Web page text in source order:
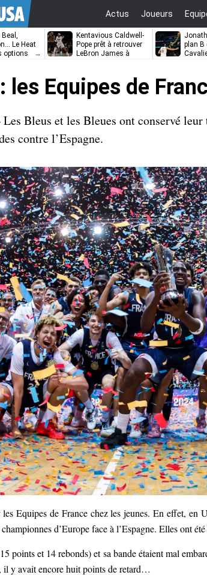
Actus Joueurs
Beal,
Le Heat
options
Kentavious Caldwell-
Pope prêt à retrouver
LeBron James à
plan B
les Equipes de
Bleus et les Bleues ont conservé
contre l’Espagne.
Equipes de France chez les jeunes. En effet, en
d’Europe face à l’Espagne. Elles ont
points et 14 rebonds) et sa bande étaient mal
il y avait encore huit points de retard…